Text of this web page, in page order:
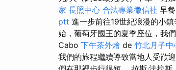
家 長照中心 合法專業徵信社 早
ptt 進一步前往19世紀浪漫的小
始，葡萄牙國王的夏季座位，我
Cabo 下午茶外燴 de 竹北月子中
我們的旅程繼續導致當地人受歡